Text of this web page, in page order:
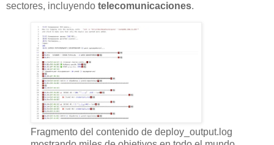
sectores, incluyendo telecomunicaciones.
Fragmento del contenido de deploy_output.log